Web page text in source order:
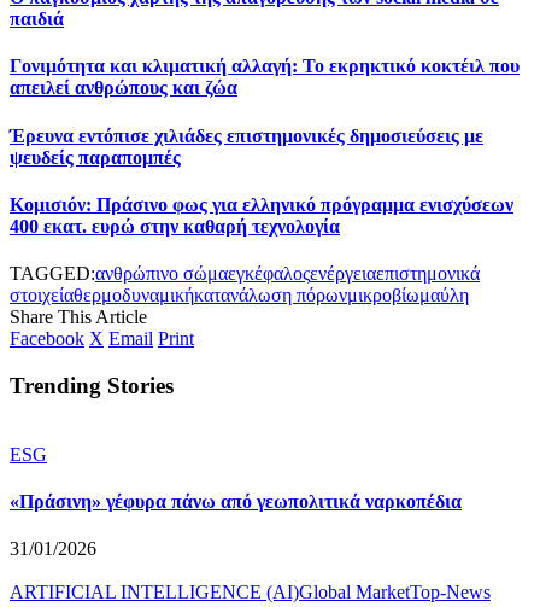
παιδιά
Γονιμότητα και κλιματική αλλαγή: Το εκρηκτικό κοκτέιλ που
απειλεί ανθρώπους και ζώα
Έρευνα εντόπισε χιλιάδες επιστημονικές δημοσιεύσεις με
ψευδείς παραπομπές
Κομισιόν: Πράσινο φως για ελληνικό πρόγραμμα ενισχύσεων
400 εκατ. ευρώ στην καθαρή τεχνολογία
TAGGED:ανθρώπινο σώμαεγκέφαλοςενέργειαεπιστημονικά
στοιχείαθερμοδυναμικήκατανάλωση πόρωνμικροβίωμαύλη
Share This Article
Facebook X Email Print
Trending Stories
ESG
«Πράσινη» γέφυρα πάνω από γεωπολιτικά ναρκοπέδια
31/01/2026
ARTIFICIAL INTELLIGENCE (AI)Global MarketTop-News